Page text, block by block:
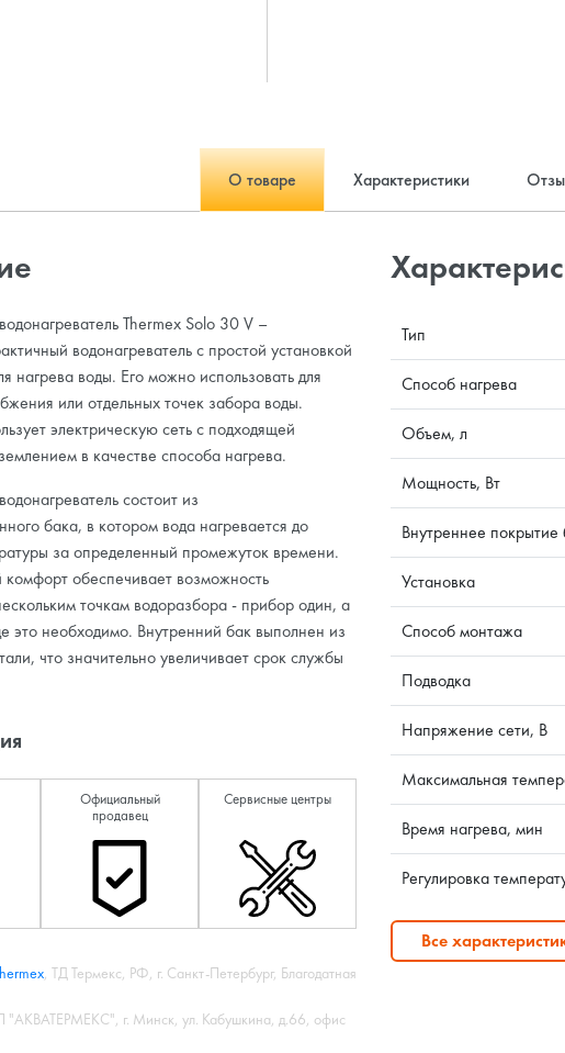
О товаре Характеристики
Thermex Solo 30 V –
водонагреватель с простой установкой
нагрева воды. Его можно использовать для
или отдельных точек забора воды.
электрическую сеть с подходящей
в качестве способа нагрева.
состоит из
бака, в котором вода нагревается до
за определенный промежуток времени.
обеспечивает возможность
точкам водоразбора - прибор один, а
это необходимо. Внутренний бак выполнен из
что значительно увеличивает срок службы
Официальный
продавец
Сервисные центры
, ТД Термекс, РФ, г. Санкт-Петербург, Благодатная
"АКВАТЕРМЕКС", г. Минск, ул. Кабушкина, д.66, офис
Тип
Способ нагрева
Объем, л
Мощность, Вт
Внутреннее покрытие
Установка
Способ монтажа
Подводка
Напряжение сети, В
Максимальная
Время нагрева, мин
Регулировка
Все